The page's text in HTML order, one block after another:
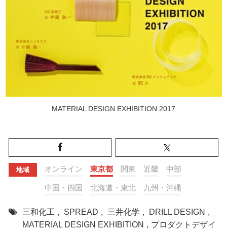
MATERIAL DESIGN EXHIBITION 2017
地域 オンライン 東京都 関東 近畿 中部
中国・四国 北海道・東北 九州・沖縄
三和化工 , SPREAD , 三井化学 , DRILL DESIGN ,
MATERIAL DESIGN EXHIBITION , プロダクトデザイ